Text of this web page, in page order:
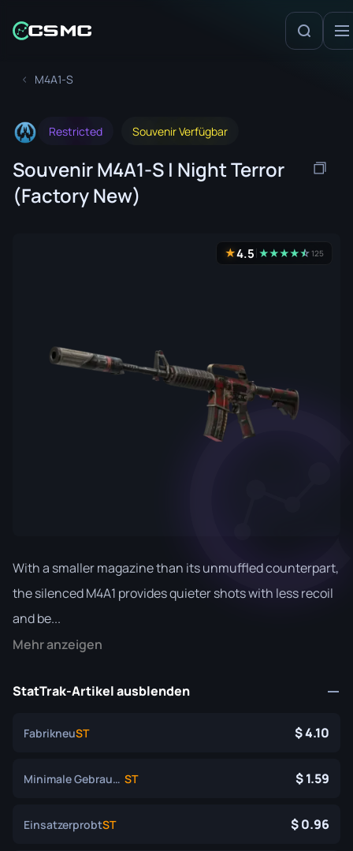
M4A1-S
Restricted Souvenir Verfügbar
Souvenir M4A1-S | Night Terror
(Factory New)
★4.5 ★★★★★
☆ 125
With a smaller magazine than its unmuffled counterpart,
the silenced M4A1 provides quieter shots with less recoil
and be...
Mehr anzeigen
StatTrak-Artikel ausblenden
FabrikneuST 4.10
Minimale Gebrauchsspuren ST 1.59
EinsatzerprobtST 0.96